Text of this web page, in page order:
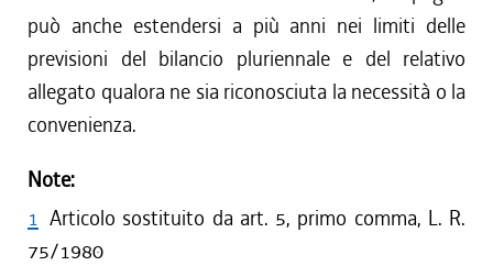
può anche estendersi a più anni nei limiti delle
previsioni del bilancio pluriennale e del relativo
allegato qualora ne sia riconosciuta la necessità o la
convenienza.
Note:
1 Articolo sostituito da art. 5, primo comma, L. R.
75/1980